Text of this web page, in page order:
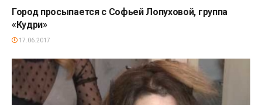
Город просыпается с Софьей Лопуховой, группа
«Кудри»
17.06.2017